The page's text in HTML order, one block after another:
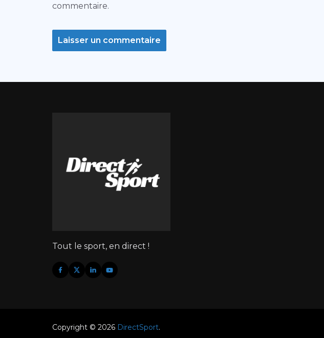
commentaire.
Tout le sport, en direct !
Copyright © 2026 DirectSport.